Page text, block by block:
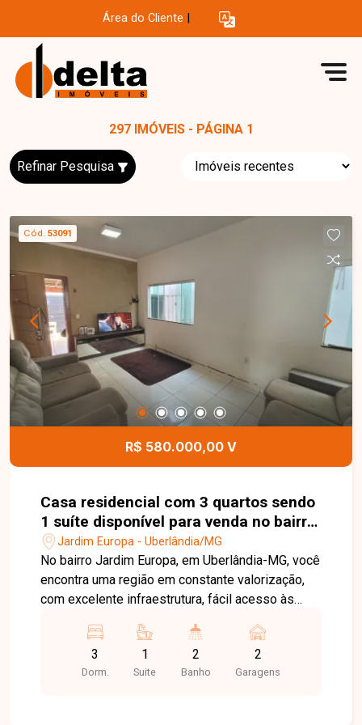
Área do Cliente
297 IMÓVEIS - PÁGINA 1
Refinar Pesquisa
Cód. 53091
R$ 580.000,00 V
Casa residencial com 3 quartos sendo
1 suíte disponível para venda no bairro
Jardim Europa em Uberlândia-MG
Jardim Europa - Uberlândia/MG
No bairro Jardim Europa, em Uberlândia-MG, você
encontra uma região em constante valorização,
com excelente infraestrutura, fácil acesso às
supermercados, escolas, farmácias e diversos
comércios, proporcionando praticidade e
qualidade de vida. Casa disponível para venda
3
Dorm.
1
Suite
2
Banho
2
Garagens